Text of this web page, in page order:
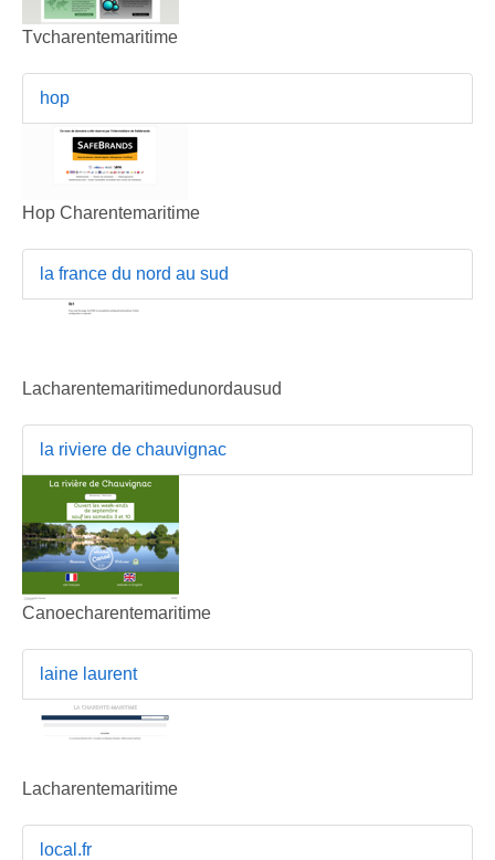
Tvcharentemaritime
hop
Hop Charentemaritime
la france du nord au sud
Lacharentemaritimedunordausud
la riviere de chauvignac
Canoecharentemaritime
laine laurent
Lacharentemaritime
local.fr